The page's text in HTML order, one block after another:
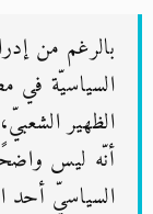
بالرغم من
السياسيّة في
الظهير
أنّه ليس
السياسيّ أحد